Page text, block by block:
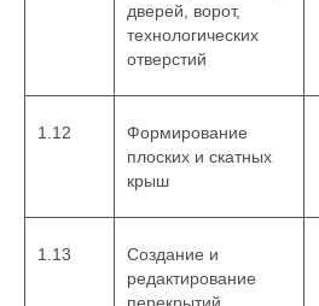
дверей, ворот,
технологических
отверстий
1.12
Формирование
плоских и скатных
крыш
1.13
Создание и
редактирование